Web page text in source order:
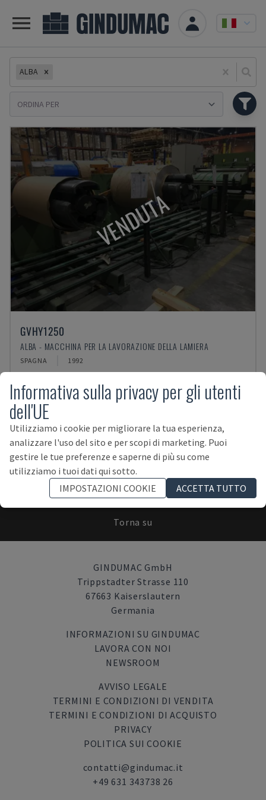
ALBA
VENDUTA
GVHY1250
ALBA - MACCHINA PER LA LAVORAZIONE DELLA LAMIERA
SPAGNA 1992
ISCRIVITI ALLA NEWSLETTER!
Torna su
GINDUMAC GmbH
Trippstadter Strasse 110
67663 Kaiserslautern
Germania
INFORMAZIONI SU GINDUMAC
LAVORA CON NOI
NEWSROOM
AVVISO LEGALE
TERMINI E CONDIZIONI DI VENDITA
TERMINI E CONDIZIONI DI ACQUISTO
PRIVACY
POLITICA SUI COOKIE
contatti@gindumac.it
+49 631 343738 26
Informativa sulla privacy per gli utenti
dell'UE
Utilizziamo i cookie per migliorare la tua esperienza,
analizzare l'uso del sito e per scopi di marketing. Puoi
gestire le tue preferenze e saperne di più su come
utilizziamo i tuoi dati qui sotto.
IMPOSTAZIONI COOKIE
ACCETTA TUTTO